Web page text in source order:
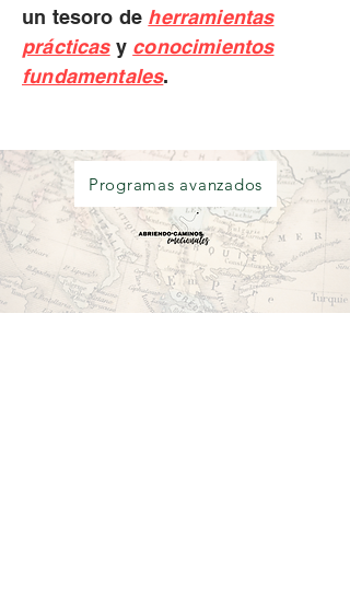
un tesoro de herramientas
prácticasy conocimientos
fundamentales.
Programas avanzados